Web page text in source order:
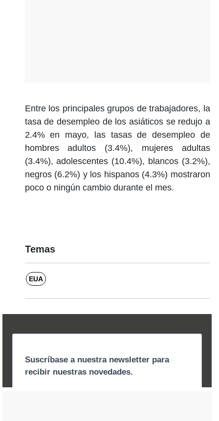
Entre los principales grupos de trabajadores, la
tasa de desempleo de los asiáticos se redujo a
2.4% en mayo, las tasas de desempleo de
hombres adultos (3.4%), mujeres adultas
(3.4%), adolescentes (10.4%), blancos (3.2%),
negros (6.2%) y los hispanos (4.3%) mostraron
poco o ningún cambio durante el mes.
Temas
EUA